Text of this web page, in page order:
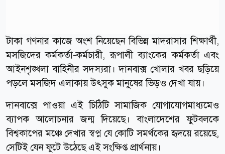
টাকা গণনার কাজে অংশ নিয়েছেন বিভিন্ন মাদরাসার শিক্ষার্থী,
মসজিদের কর্মকর্তা-কর্মচারী, রূপালী ব্যাংকের কর্মকর্তা এবং
আইনশৃঙ্খলা বাহিনীর সদস্যরা। দানবাক্স খোলার খবর ছড়িয়ে
পড়লে মসজিদ এলাকায় উৎসুক মানুষের ভিড়ও দেখা যায়।
দানবাক্সে পাওয়া এই চিঠিটি সামাজিক যোগাযোগমাধ্যমেও
ব্যাপক আলোচনার জন্ম দিয়েছে। বাংলাদেশের ফুটবলকে
বিশ্বকাপের মঞ্চে দেখার স্বপ্ন যে কোটি সমর্থকের হৃদয়ে রয়েছে,
সেটিই যেন ফুটে উঠেছে এই সংক্ষিপ্ত প্রার্থনায়।